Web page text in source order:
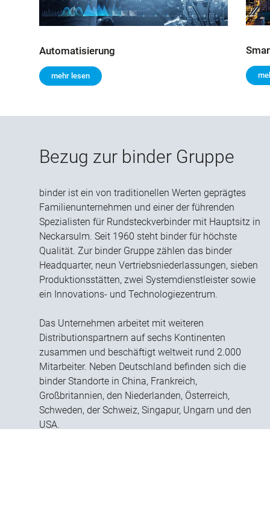
Automatisierung
mehr lesen
Bezug zur binder Gruppe
binder ist ein von traditionellen Werten geprägtes
Familienunternehmen und einer der führenden
Spezialisten für Rundsteckverbinder mit Hauptsitz in
Neckarsulm. Seit 1960 steht binder für höchste
Qualität. Zur binder Gruppe zählen das binder
Headquarter, neun Vertriebsniederlassungen, sieben
Produktionsstätten, zwei Systemdienstleister sowie
ein Innovations- und Technologiezentrum.
Das Unternehmen arbeitet mit weiteren
Distributionspartnern auf sechs Kontinenten
zusammen und beschäftigt weltweit rund 2.000
Mitarbeiter. Neben Deutschland befinden sich die
binder Standorte in China, Frankreich,
Großbritannien, den Niederlanden, Österreich,
Schweden, der Schweiz, Singapur, Ungarn und den
USA.